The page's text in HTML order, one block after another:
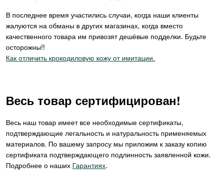
В последнее время участились случаи, когда наши клиенты
жалуются на обманы в других магазинах, когда вместо
качественного товара им привозят дешёвые подделки. Будьте
осторожны!!
Как отличить крокодиловую кожу от имитации.
Весь товар сертифицирован!
Весь наш товар имеет все необходимые сертификаты,
подтверждающие легальность и натуральность применяемых
материалов. По вашему запросу мы приложим к заказу копию
сертификата подтверждающего подлинность заявленной кожи.
Подробнее о наших Гарантиях.